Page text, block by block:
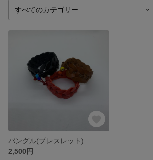
バングル(ブレスレット)
2,500円